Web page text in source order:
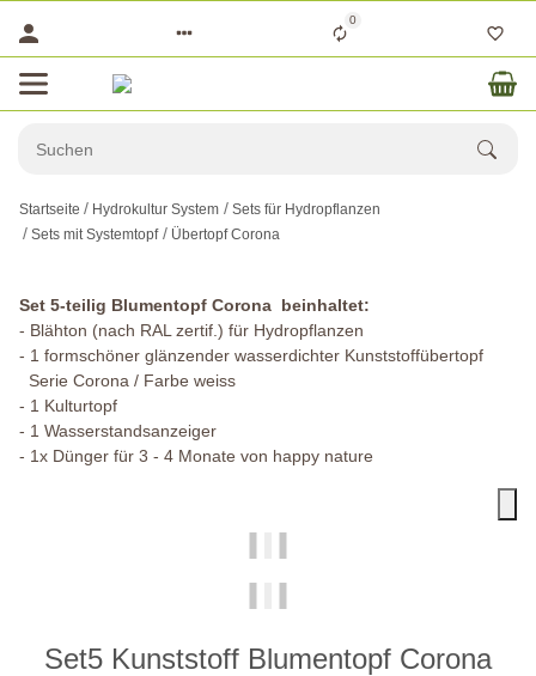
0
Startseite Hydrokultur System
Sets für Hydropflanzen
Sets mit Systemtopf
Übertopf Corona
Set 5-teilig Blumentopf Corona beinhaltet:
- Blähton (nach RAL zertif.) für Hydropflanzen
- 1 formschöner glänzender wasserdichter Kunststoffübertopf
Serie Corona / Farbe weiss
- 1 Kulturtopf
- 1 Wasserstandsanzeiger
- 1x Dünger für 3 - 4 Monate von happy nature
Set5 Kunststoff Blumentopf Corona